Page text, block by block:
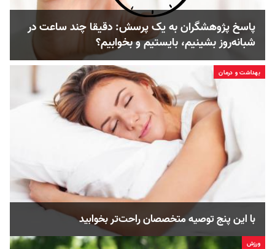
پاسخ پژوهشگران به یک پرسش: دقیقا چند ساعت در
شبانه‌روز بشینیم، بایستیم و بخوابیم؟
بهداشت و درمان
با این پنج توصیه متخصصان راحت‌تر بخوابید
ورزش